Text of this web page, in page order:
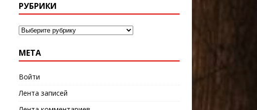
РУБРИКИ
МЕТА
Войти
Лента записей